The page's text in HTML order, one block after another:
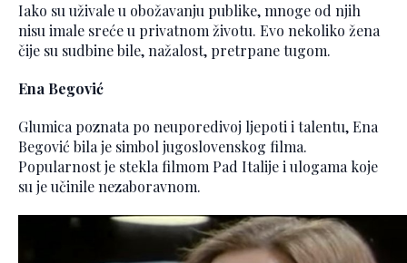
Iako su uživale u obožavanju publike, mnoge od njih
nisu imale sreće u privatnom životu. Evo nekoliko žena
čije su sudbine bile, nažalost, pretrpane tugom.
Ena Begović
Glumica poznata po neuporedivoj ljepoti i talentu, Ena
Begović bila je simbol jugoslovenskog filma.
Popularnost je stekla filmom Pad Italije i ulogama koje
su je učinile nezaboravnom.